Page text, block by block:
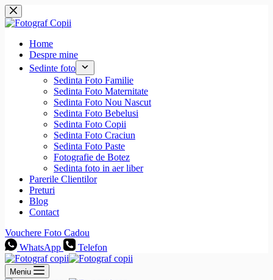
Sari
la
conținut
Home
Despre mine
Sedinte foto
Sedinta Foto Familie
Sedinta Foto Maternitate
Sedinta Foto Nou Nascut
Sedinta Foto Bebelusi
Sedinta Foto Copii
Sedinta Foto Craciun
Sedinta Foto Paste
Fotografie de Botez
Sedinta foto in aer liber
Parerile Clientilor
Preturi
Blog
Contact
Vouchere Foto Cadou
WhatsApp
Telefon
Meniu